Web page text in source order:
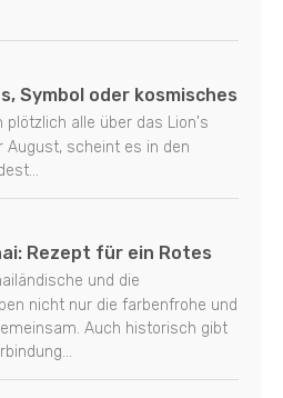
Symbol oder kosmisches
plötzlich alle über das Lion's
August, scheint es in den
Rezept für ein Rotes
und die
nicht nur die farbenfrohe und
Auch historisch gibt